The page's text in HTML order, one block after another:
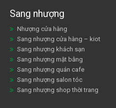
Sang nhượng
Nhượng cửa hàng
Sang nhượng cửa hàng – kiot
Sang nhượng khách sạn
Sang nhượng mặt bằng
Sang nhượng quán cafe
Sang nhượng salon tóc
Sang nhượng shop thời trang